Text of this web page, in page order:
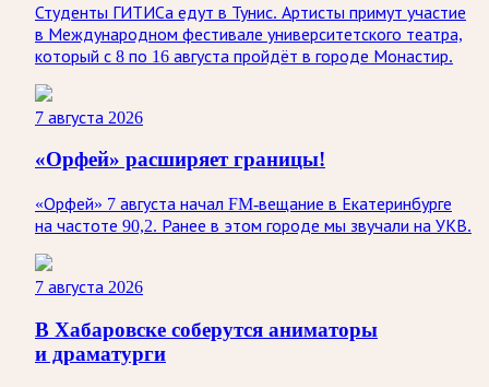
Студенты ГИТИСа едут в Тунис. Артисты примут участие
в Международном фестивале университетского театра,
который с 8 по 16 августа пройдёт в городе Монастир.
7 августа 2026
«Орфей» расширяет границы!
«Орфей» 7 августа начал FM-вещание в Екатеринбурге
на частоте 90,2. Ранее в этом городе мы звучали на УКВ.
7 августа 2026
В Хабаровске соберутся аниматоры
и драматурги